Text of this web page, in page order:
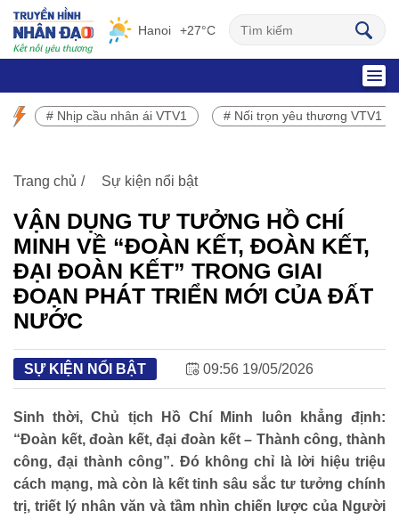
Hanoi +27°C
SỰ KIỆN NỔI BẬT
# Nhịp cầu nhân ái VTV1 # Nối trọn yêu thương VTV1
Trang chủ Sự kiện nổi bật
VẬN DỤNG TƯ TƯỞNG HỒ CHÍ
MINH VỀ “ĐOÀN KẾT, ĐOÀN KẾT,
ĐẠI ĐOÀN KẾT” TRONG GIAI
ĐOẠN PHÁT TRIỂN MỚI CỦA ĐẤT
NƯỚC
SỰ KIỆN NỔI BẬT 09:56 19/05/2026
Sinh thời, Chủ tịch Hồ Chí Minh luôn khẳng định:
“Đoàn kết, đoàn kết, đại đoàn kết – Thành công, thành
công, đại thành công”. Đó không chỉ là lời hiệu triệu
cách mạng, mà còn là kết tinh sâu sắc tư tưởng chính
trị, triết lý nhân văn và tầm nhìn chiến lược của Người